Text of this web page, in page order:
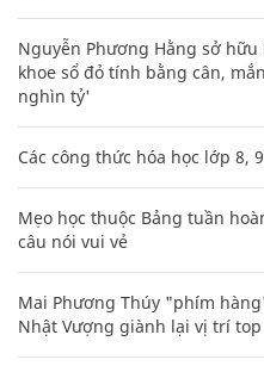
Nguyễn Phương Hằng sở
khoe sổ đỏ tính bằng cân,
nghìn tỷ'
Các công thức hóa học lớp 8,
Mẹo học thuộc Bảng tuần
câu nói vui vẻ
Mai Phương Thúy "phím
Nhật Vượng giành lại vị trí